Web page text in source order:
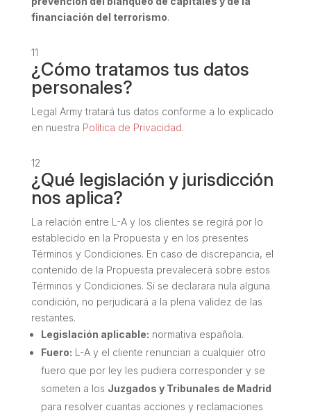
financiación del terrorismo.
11
¿Cómo tratamos tus datos
personales?
Legal Army tratará tus datos conforme a lo explicado
en nuestra Política de Privacidad.
12
¿Qué legislación y jurisdicción
nos aplica?
La relación entre L-A y los clientes se regirá por lo
establecido en la Propuesta y en los presentes
Términos y Condiciones. En caso de discrepancia, el
contenido de la Propuesta prevalecerá sobre estos
Términos y Condiciones. Si se declarara nula alguna
condición, no perjudicará a la plena validez de las
restantes.
Legislación aplicable: normativa española.
Fuero: L-A y el cliente renuncian a cualquier otro
fuero que por ley les pudiera corresponder y se
someten a los Juzgados y Tribunales de Madrid
para resolver cuantas acciones y reclamaciones